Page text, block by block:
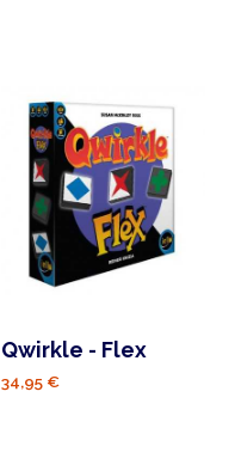
Qwirkle - Flex
34,95 €